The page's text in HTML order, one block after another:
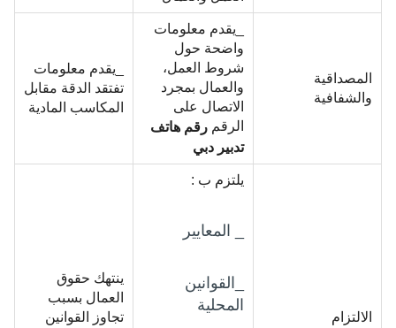
المصداقية
والشفافية
_يقدم معلومات
واضحة حول
شروط العمل،
والعمال بمجرد
الاتصال على
الرقم رقم هاتف
تدبير دبي
_يقدم معلومات
تفتقد الدقة مقابل
المكاسب المادية
الالتزام
يلتزم ب :
_ المعايير
_القوانين
المحلية
ينتهك حقوق
العمال بسبب
تجاوز القوانين